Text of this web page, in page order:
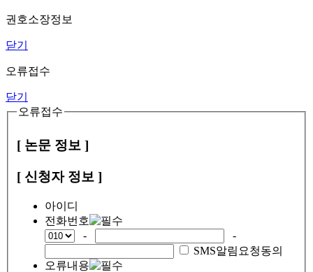
권호소장정보
닫기
오류접수
닫기
오류접수
[ 논문 정보 ]
[ 신청자 정보 ]
아이디
전화번호
-
-
SMS알림요청동의
오류내용